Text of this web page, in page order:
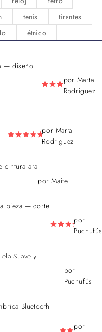
tenis
tirantes
étnico
— diseño
por Marta
Rodriguez
por Marta
Rodriguez
cintura alta
por Maite
pieza — corte
por
Puchufús
Suave y
por
Puchufús
Bluetooth
por